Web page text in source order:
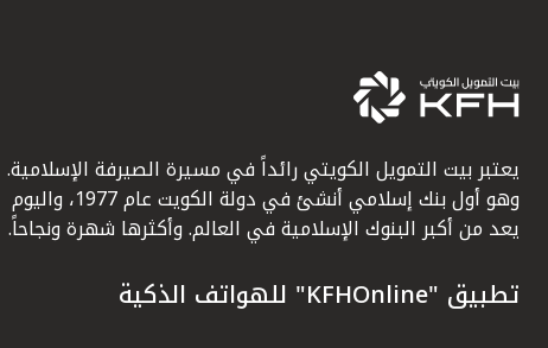
يعتبر بيت التمويل الكويتي رائداً في مسيرة الصيرفة الإسلامية.
وهو أول بنك إسلامي أنشئ في دولة الكويت عام 1977، واليوم
يعد من أكبر البنوك الإسلامية في العالم. وأكثرها شهرة ونجاحاً.
تطبيق "KFHOnline" للهواتف الذكية